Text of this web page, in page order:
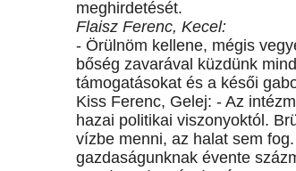
meghirdetését.
Flaisz Ferenc, Kecel:
- Örülnöm kellene, mégis
bőség zavarával küzdünk
támogatásokat és a késői
Kiss Ferenc, Gelej: - Az
hazai politikai viszonyoktól.
vízbe menni, az halat sem
gazdaságunknak évente